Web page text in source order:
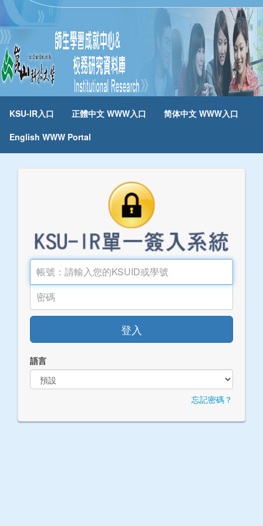
KSU-IR入口 正體中文 WWW入口
简体中文 WWW入口
English WWW Portal
語言
忘記密碼？